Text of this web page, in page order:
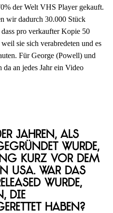
der Welt VHS Player gekauft.
wir dadurch 30.000 Stück
pro verkaufter Kopie 50
sie sich verabredeten und es
Für George (Powell) und
an jedes Jahr ein Video
Jahren, als
wurde,
kurz vor dem
USA. War das
wurde,
die
haben?